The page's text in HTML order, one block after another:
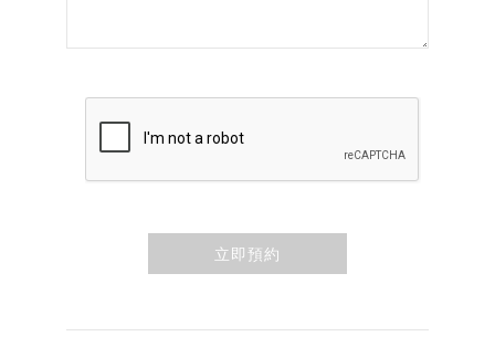
立即預約